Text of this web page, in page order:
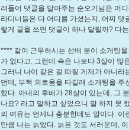
려들어 댓글을 달아주는 순오기님은 어
라디너들은 다 어디를 가셨는지, 어찌 댓
렇게 글을 쓰면 댓글이 하나 달릴까? 다
**** 같이 근무하시는 선배 분이 소개팅
가 없다고. 그런데 속은 나보다 3살이 많
그러니 나이 같은 걸 따질 게재가 아니
던데, 부쩍 외로움을 타길래 소개팅을
했다. 아내의 후배가 28살이 있는데, 그
나요? 라고 말하고 싶었으니 말 하지 못
의 여유는 언제나 충분한데도 말이다.
만큼 나는 늙었다. 늙은 것도 서러운데,